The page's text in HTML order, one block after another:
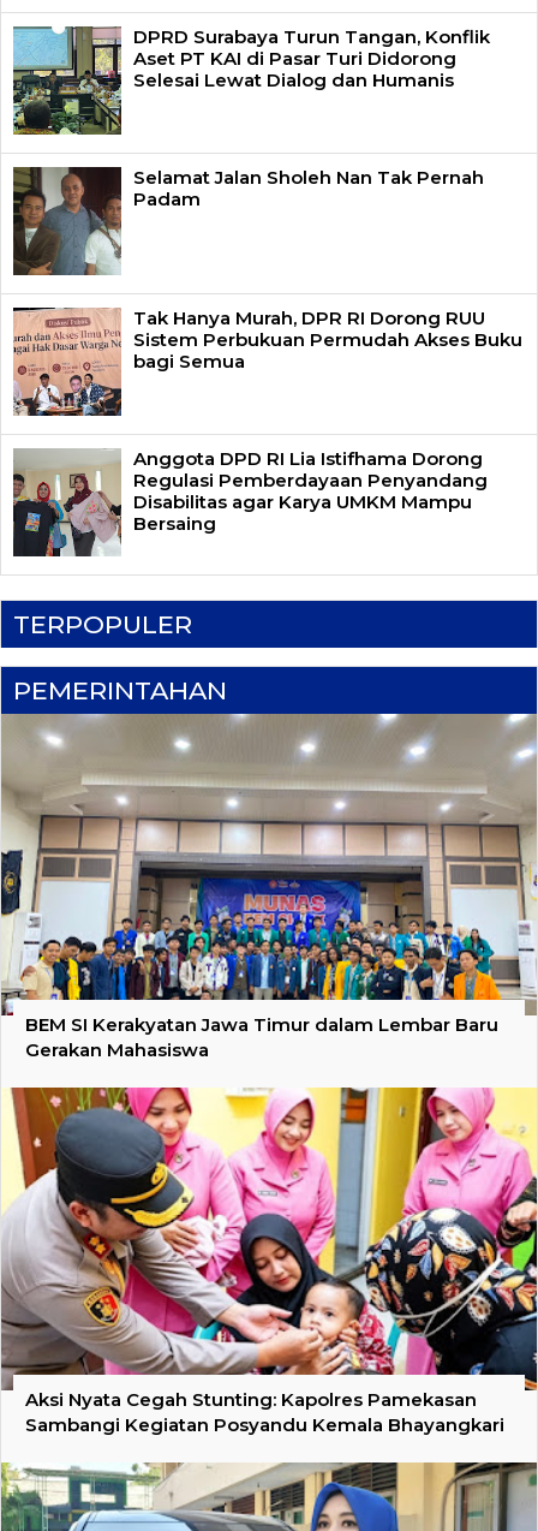
DPRD Surabaya Turun Tangan, Konflik
Aset PT KAI di Pasar Turi Didorong
Selesai Lewat Dialog dan Humanis
Selamat Jalan Sholeh Nan Tak Pernah
Padam
Tak Hanya Murah, DPR RI Dorong RUU
Sistem Perbukuan Permudah Akses Buku
bagi Semua
Anggota DPD RI Lia Istifhama Dorong
Regulasi Pemberdayaan Penyandang
Disabilitas agar Karya UMKM Mampu
Bersaing
TERPOPULER
PEMERINTAHAN
BEM SI Kerakyatan Jawa Timur dalam Lembar Baru
Gerakan Mahasiswa
Aksi Nyata Cegah Stunting: Kapolres Pamekasan
Sambangi Kegiatan Posyandu Kemala Bhayangkari